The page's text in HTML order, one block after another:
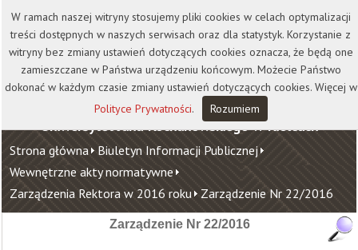
Kontakt Biblioteka
Wydawnictwo
Wirtualna Uczelnia
Uniwersytet Jana Kochanowskiego w Kielcach
Strona główna Biuletyn Informacji Publicznej
Wewnętrzne akty normatywne
Zarządzenia Rektora w 2016 roku Zarządzenie Nr 22/2016
Zarządzenie Nr 22/2016
W ramach naszej witryny stosujemy pliki cookies w celach optymalizacji
treści dostępnych w naszych serwisach oraz dla statystyk. Korzystanie z
witryny bez zmiany ustawień dotyczących cookies oznacza, że będą one
zamieszczane w Państwa urządzeniu końcowym. Możecie Państwo
dokonać w każdym czasie zmiany ustawień dotyczących cookies. Więcej w
Polityce Prywatności. Rozumiem